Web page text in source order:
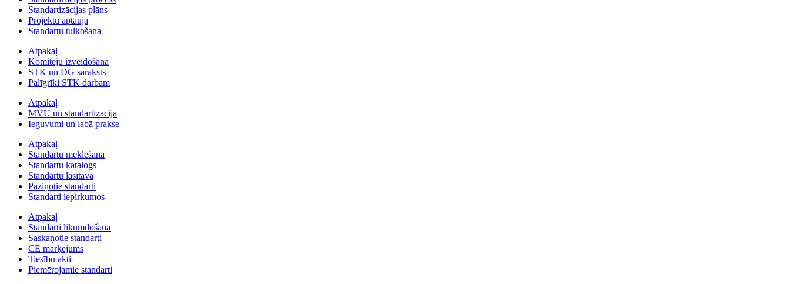
Standartizācijas plāns
Projektu aptauja
Standartu tulkošana
Atpakaļ
Komiteju izveidošana
STK un DG saraksts
Palīgrīki STK darbam
Atpakaļ
MVU un standartizācija
Ieguvumi un labā prakse
Atpakaļ
Standartu meklēšana
Standartu katalogs
Standartu lasītava
Paziņotie standarti
Standarti iepirkumos
Atpakaļ
Standarti likumdošanā
Saskaņotie standarti
CE marķējums
Tiesību akti
Piemērojamie standarti